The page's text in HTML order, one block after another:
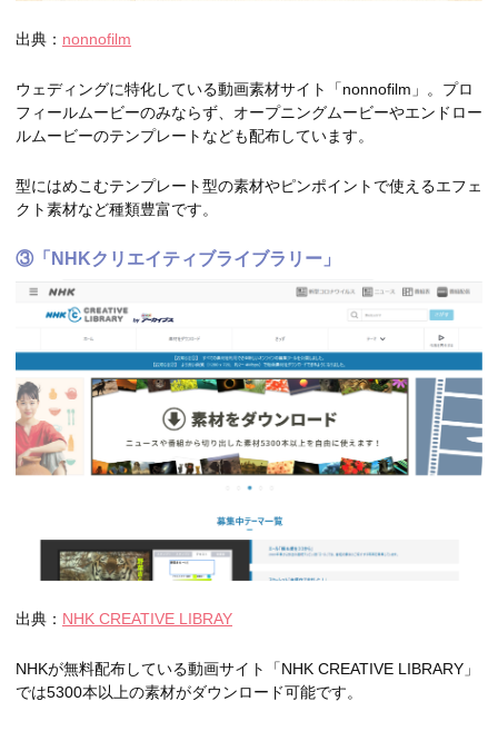
出典： nonnofilm
ウェディングに特化している動画素材サイト「nonnofilm」。プロ
フィールムービーのみならず、オープニングムービーやエンドロー
ルムービーのテンプレートなども配布しています。
型にはめこむテンプレート型の素材やピンポイントで使えるエフェ
クト素材など種類豊富です。
③「NHKクリエイティブライブラリー」
出典： NHK CREATIVE LIBRAY
NHKが無料配布している動画サイト「NHK CREATIVE LIBRARY」
では5300本以上の素材がダウンロード可能です。